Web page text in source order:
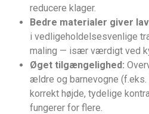
reducere klager.
Bedre materialer giver
i vedligeholdelsesvenlige
maling — især værdigt ved
Øget tilgængelighed:
ældre og barnevogne
korrekt højde, tydelige
fungerer for flere.